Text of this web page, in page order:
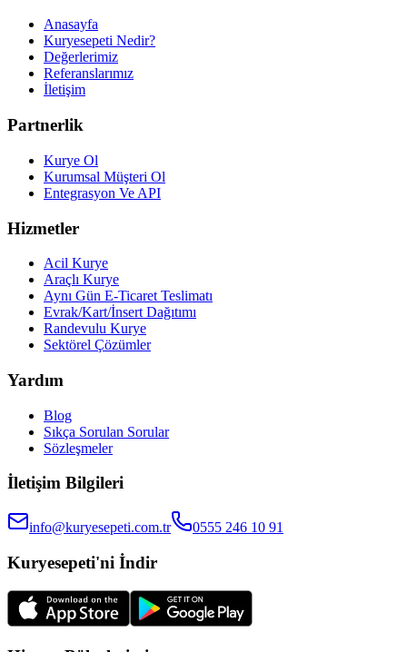
Anasayfa
Kuryesepeti Nedir?
Değerlerimiz
Referanslarımız
İletişim
Partnerlik
Kurye Ol
Kurumsal Müşteri Ol
Entegrasyon Ve API
Hizmetler
Acil Kurye
Araçlı Kurye
Aynı Gün E-Ticaret Teslimatı
Evrak/Kart/İnsert Dağıtımı
Randevulu Kurye
Sektörel Çözümler
Yardım
Blog
Sıkça Sorulan Sorular
Sözleşmeler
İletişim Bilgileri
info@kuryesepeti.com.tr 0555 246 10 91
Kuryesepeti'ni İndir